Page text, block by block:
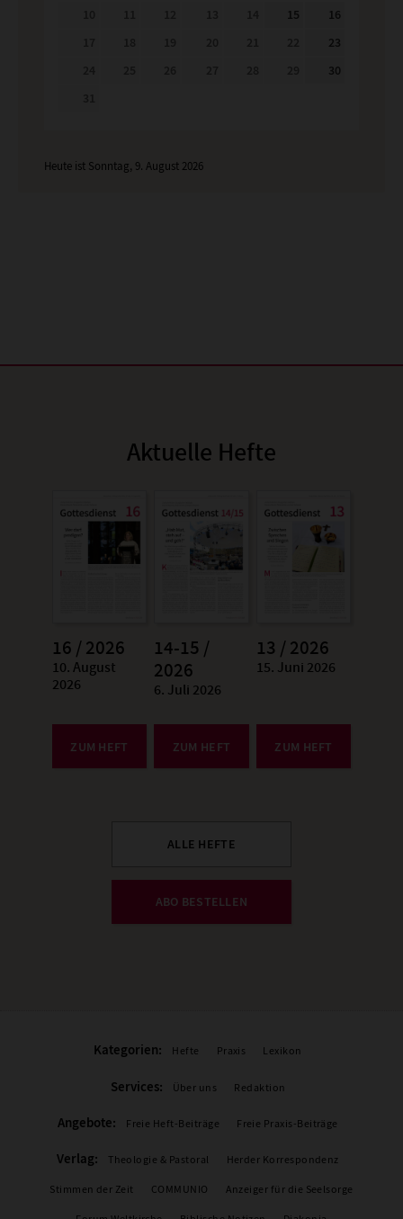
15
16
23
30
Heute ist Sonntag, 9. August 2026
Aktuelle Hefte
16 / 2026
:
10. August
2026
ZUM HEFT
14-15 /
2026
:
6. Juli 2026
ZUM HEFT
13 / 2026
:
15. Juni 2026
ZUM HEFT
ALLE HEFTE
ABO BESTELLEN
Kategorien: Hefte Praxis Lexikon
Services: Über uns Redaktion
Angebote: Freie Heft-Beiträge Freie Praxis-Beiträge
Verlag: Theologie & Pastoral Herder Korrespondenz
Stimmen der Zeit COMMUNIO Anzeiger für die Seelsorge